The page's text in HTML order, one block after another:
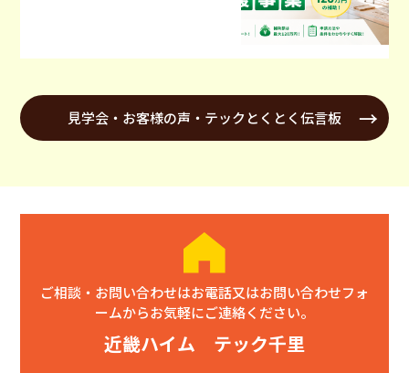
見学会・お客様の声・テックとくとく伝言板
ご相談・お問い合わせはお電話又はお問い合わせフォ
ームからお気軽にご連絡ください。
近畿ハイム テック千里